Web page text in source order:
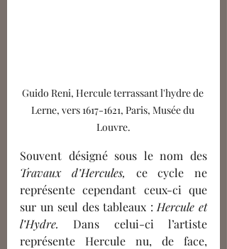
Guido Reni, Hercule terrassant l'hydre de
Lerne, vers 1617-1621, Paris, Musée du
Louvre.
Travaux d’Hercules, ce cycle ne
représente cependant ceux-ci que
sur un seul des tableaux : Hercule et
l’Hydre. Dans celui-ci l’artiste
représente Hercule nu, de face,